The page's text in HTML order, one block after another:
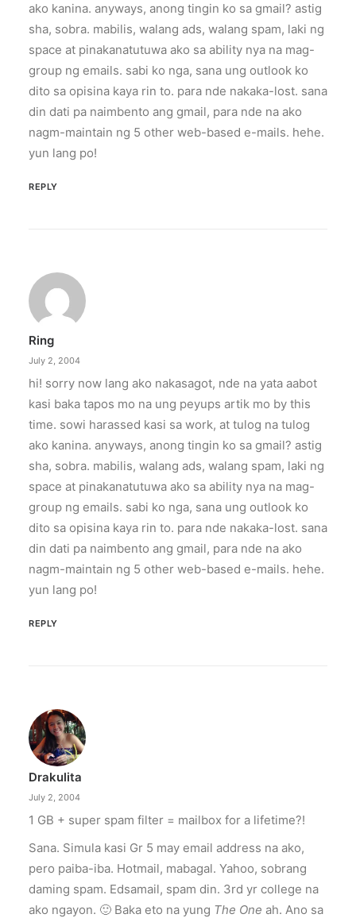
ako kanina. anyways, anong tingin ko sa gmail? astig
sha, sobra. mabilis, walang ads, walang spam, laki ng
space at pinakanatutuwa ako sa ability nya na mag-
group ng emails. sabi ko nga, sana ung outlook ko
dito sa opisina kaya rin to. para nde nakaka-lost. sana
din dati pa naimbento ang gmail, para nde na ako
nagm-maintain ng 5 other web-based e-mails. hehe.
yun lang po!
REPLY
Ring
July 2, 2004
hi! sorry now lang ako nakasagot, nde na yata aabot
kasi baka tapos mo na ung peyups artik mo by this
time. sowi harassed kasi sa work, at tulog na tulog
ako kanina. anyways, anong tingin ko sa gmail? astig
sha, sobra. mabilis, walang ads, walang spam, laki ng
space at pinakanatutuwa ako sa ability nya na mag-
group ng emails. sabi ko nga, sana ung outlook ko
dito sa opisina kaya rin to. para nde nakaka-lost. sana
din dati pa naimbento ang gmail, para nde na ako
nagm-maintain ng 5 other web-based e-mails. hehe.
yun lang po!
REPLY
Drakulita
July 2, 2004
1 GB + super spam filter = mailbox for a lifetime?!
Sana. Simula kasi Gr 5 may email address na ako,
pero paiba-iba. Hotmail, mabagal. Yahoo, sobrang
daming spam. Edsamail, spam din. 3rd yr college na
ako ngayon. 🙂 Baka eto na yung The One ah. Ano sa